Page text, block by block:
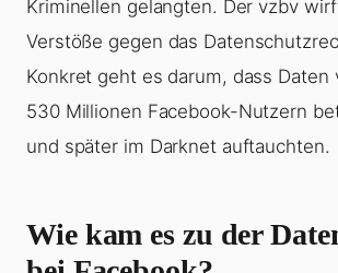
Kriminellen gelangten. Der vzbv
Verstöße gegen das
Konkret geht es darum, dass Daten
530 Millionen Facebook-Nutzern
und später im Darknet auftauchten.
Wie kam es zu der